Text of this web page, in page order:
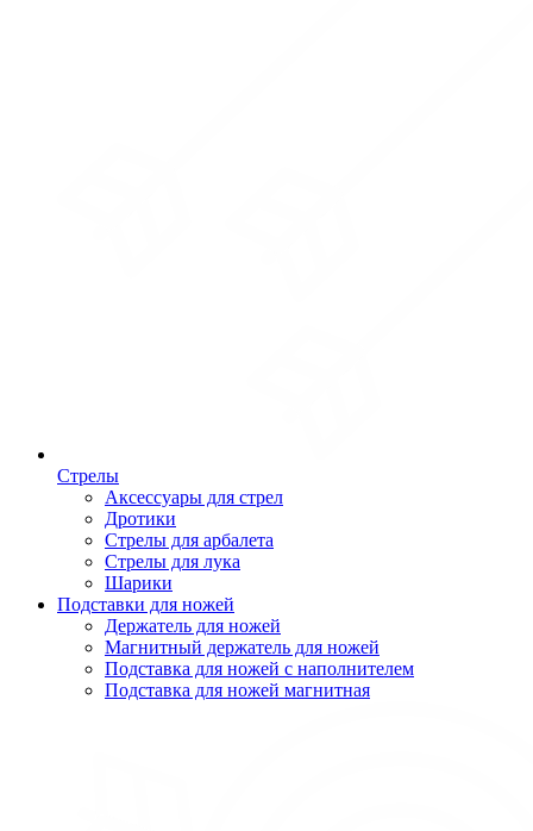
Стрелы
Аксессуары для стрел
Дротики
Стрелы для арбалета
Стрелы для лука
Шарики
Подставки для ножей
Держатель для ножей
Магнитный держатель для ножей
Подставка для ножей с наполнителем
Подставка для ножей магнитная